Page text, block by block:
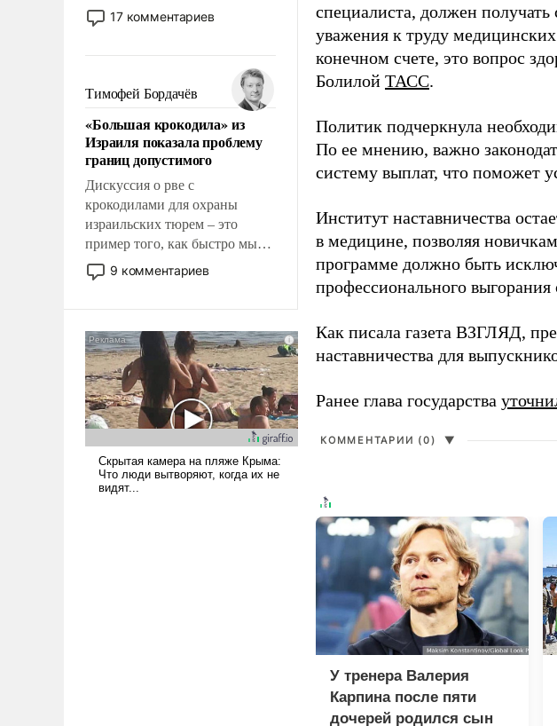
Мир, где политические
прожекты будут безусловно
налогоплательщиков и где
Еревану за свои поступки не
нужно отвечать.
17 комментариев
Тимофей Бордачёв
«Большая крокодила» из
Израиля показала проблему
границ допустимого
Дискуссия о рве с
крокодилами для охраны
израильских тюрем – это
пример того, как быстро мы
двигаемся по пути
революционных изменений.
псевдонаучной фантастики,
стало всерьез обсуждаемой
идеей.
9 комментариев
специалиста, должен
уважения к труду
конечном счете, это вопрос
Болилой ТАСС.
Политик подчеркнула
По ее мнению, важно
систему выплат, что поможет
Институт наставничества
в медицине, позволяя
программе должно быть
профессионального выгорания
Как писала газета ВЗГЛЯД,
наставничества для
Ранее глава государства
КОММЕНТАРИИ (0) ▼
У тренера Валерия
Карпина после пяти
дочерей родился сын